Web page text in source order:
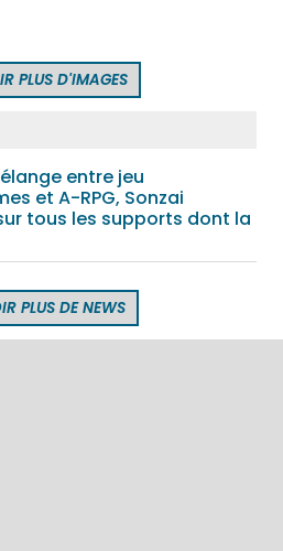
PLUS D'IMAGES
entre jeu
et A-RPG, Sonzai
tous les supports dont la
PLUS DE NEWS